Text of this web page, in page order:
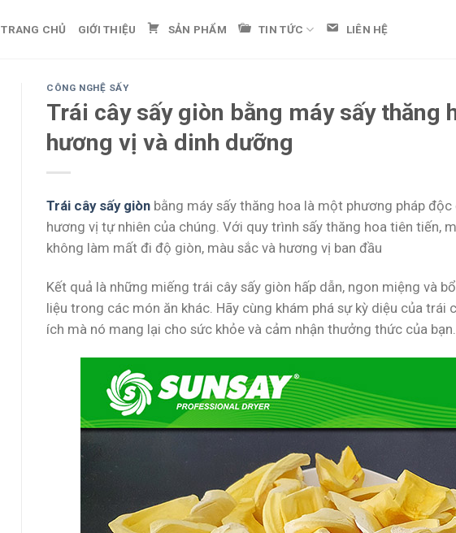
TRANG CHỦ GIỚI THIỆU SẢN PHẨM TIN TỨC LIÊN HỆ
CÔNG NGHỆ SẤY
Trái cây sấy giòn bằng máy sấy thăng
hương vị và dinh dưỡng
Trái cây sấy giòn bằng máy sấy thăng hoa là một phương pháp
hương vị tự nhiên của chúng. Với quy trình sấy thăng hoa tiên tiến,
không làm mất đi độ giòn, màu sắc và hương vị ban đầu
Kết quả là những miếng trái cây sấy giòn hấp dẫn, ngon miệng và
liệu trong các món ăn khác. Hãy cùng khám phá sự kỳ diệu của trái
ích mà nó mang lại cho sức khỏe và cảm nhận thưởng thức của bạn.